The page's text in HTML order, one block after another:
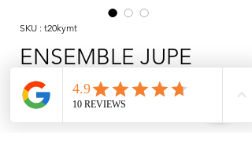
SKU : t20kymt
ENSEMBLE JUPE
BLUESTAKIM
1 235,00 TRYPrix